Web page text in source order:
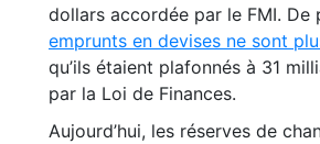
dollars accordée par le FMI. De
emprunts en devises ne sont
qu’ils étaient plafonnés à 31
par la Loi de Finances.
Aujourd’hui, les réserves de